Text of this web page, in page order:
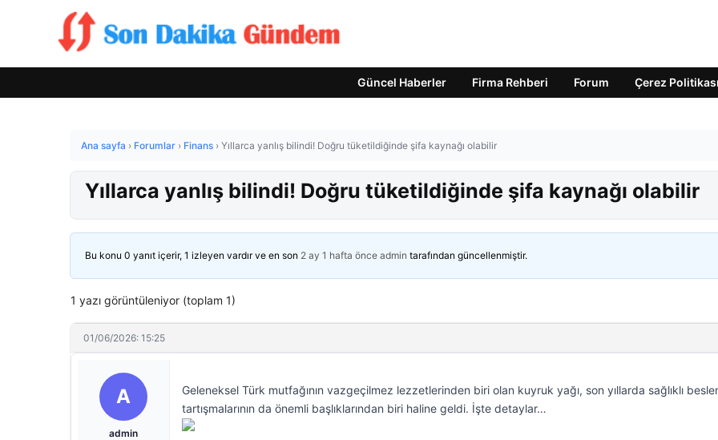
Güncel Haberler Firma Rehberi Forum Çerez Politikası
Ana sayfa › Forumlar › Finans › Yıllarca yanlış bilindi! Doğru tüketildiğinde şifa kaynağı olabilir
Yıllarca yanlış bilindi! Doğru tüketildiğinde şifa kaynağı olabilir
Bu konu 0 yanıt içerir, 1 izleyen vardır ve en son 2 ay 1 hafta önce admin tarafından güncellenmiştir.
1 yazı görüntüleniyor (toplam 1)
01/06/2026: 15:25
A
admin
Geleneksel Türk mutfağının vazgeçilmez lezzetlerinden biri olan kuyruk yağı, son yıllarda sağlıklı
tartışmalarının da önemli başlıklarından biri haline geldi. İşte detaylar…